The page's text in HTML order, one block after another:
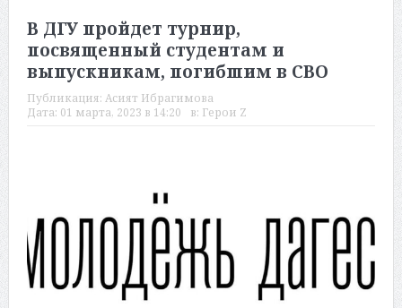
В ДГУ пройдет турнир,
посвященный студентам и
выпускникам, погибшим в СВО
Публикация: Асият Ибрагимова
Дата: 01 марта, 2023 в 14:20 в: Герои Z